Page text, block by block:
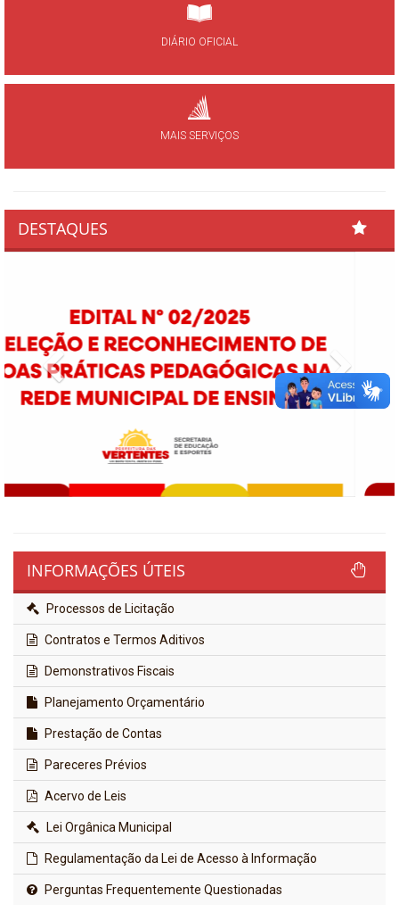
DIÁRIO OFICIAL
MAIS SERVIÇOS
DESTAQUES
Previous
INFORMAÇÕES ÚTEIS
Processos de Licitação
Contratos e Termos Aditivos
Demonstrativos Fiscais
Planejamento Orçamentário
Prestação de Contas
Pareceres Prévios
Acervo de Leis
Lei Orgânica Municipal
Regulamentação da Lei de Acesso à Informação
Perguntas Frequentemente Questionadas